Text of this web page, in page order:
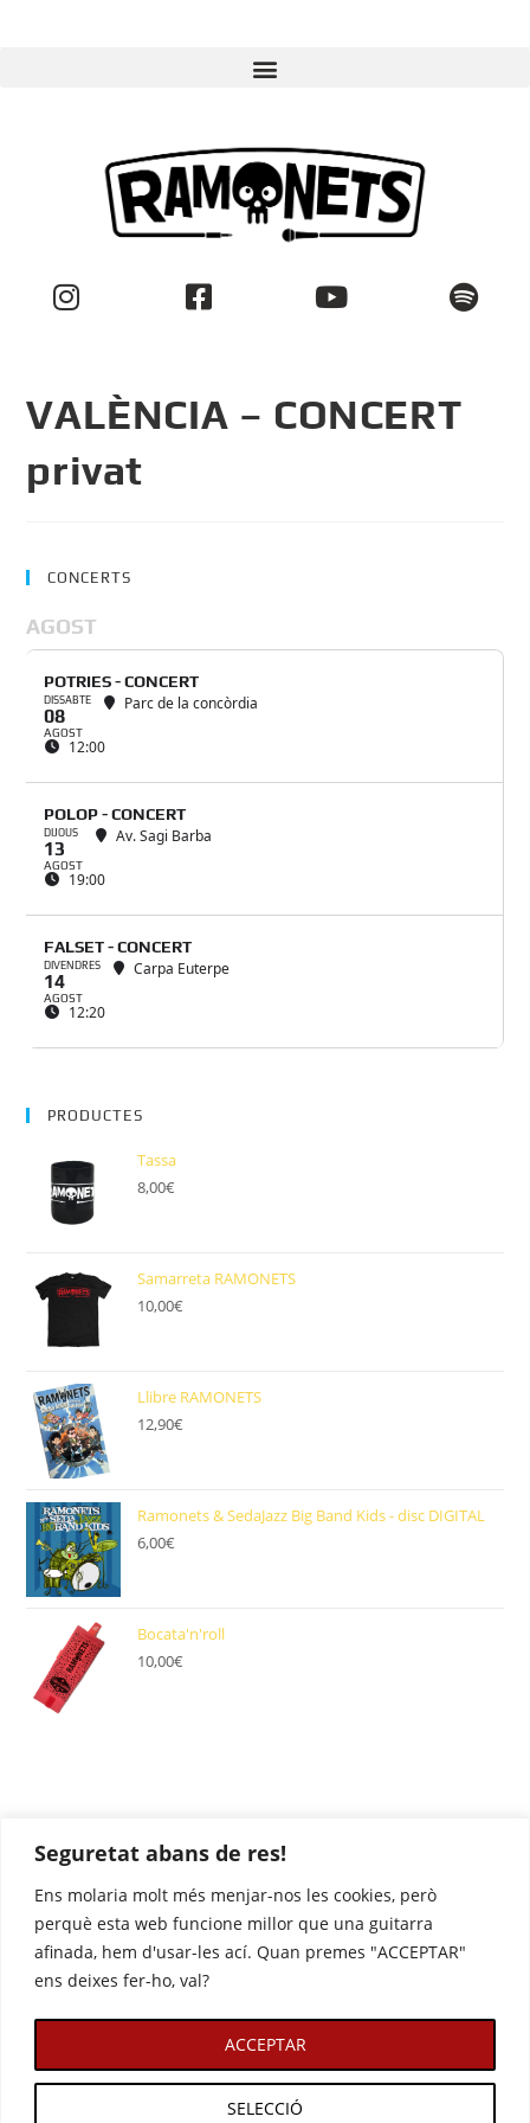
Seguretat abans de res!
Ens molaria molt més menjar-nos les cookies, però
perquè esta web funcione millor que una guitarra
afinada, hem d'usar-les ací. Quan premes "ACCEPTAR"
ens deixes fer-ho, val?
SELECCIÓ
ACCEPTAR
VALÈNCIA – CONCERT
privat
CONCERTS
AGOST
POTRIES - CONCERT
DISSABTE
08
AGOST
Parc de la concòrdia
12:00
POLOP - CONCERT
DIJOUS
13
AGOST
Av. Sagi Barba
19:00
FALSET - CONCERT
DIVENDRES
14
AGOST
Carpa Euterpe
12:20
PRODUCTES
Tassa
8,00€
Samarreta RAMONETS
10,00€
Llibre RAMONETS
12,90€
Ramonets & SedaJazz Big Band Kids - disc DIGITAL
6,00€
Bocata'n'roll
10,00€
Lliuraments, reemborsaments i devolucions
Política de cookies
contacte